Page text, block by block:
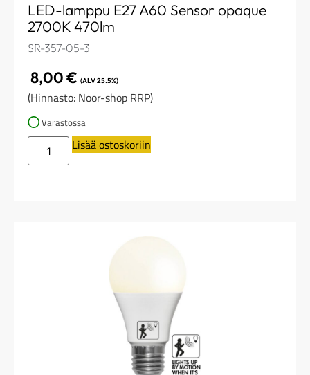
LED-lamppu E27 A60 Sensor opaque
2700K 470lm
SR-357-05-3
8,00€ (ALV 25.5%)
(Hinnasto: Noor-shop RRP)
Varastossa
Lisää ostoskoriin